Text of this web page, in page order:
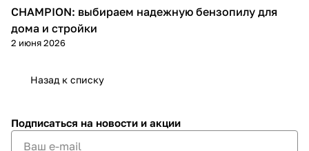
Пилы
CHAMPION: выбираем надежную бензопилу для
дома и стройки
2 июня 2026
Назад к списку
Подписаться на новости и акции